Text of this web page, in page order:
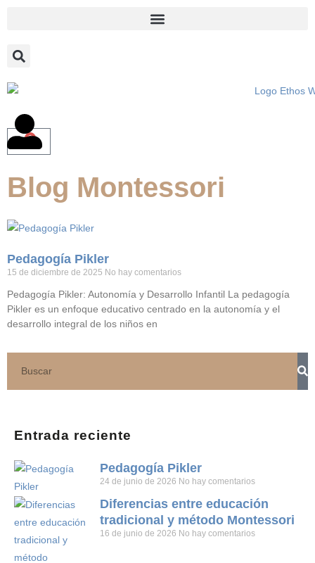
0
Blog Montessori
Pedagogía Pikler
15 de diciembre de 2025 No hay comentarios
Pedagogía Pikler: Autonomía y Desarrollo Infantil La pedagogía
Pikler es un enfoque educativo centrado en la autonomía y el
desarrollo integral de los niños en
Entrada reciente
Pedagogía Pikler
24 de junio de 2026 No hay comentarios
Diferencias entre educación
tradicional y método Montessori
16 de junio de 2026 No hay comentarios